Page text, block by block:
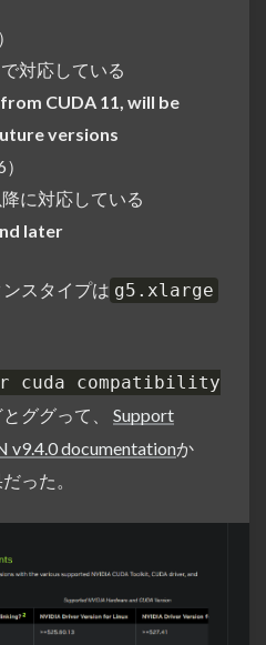
対応している
CUDA 11, will be
versions
に対応している
later
スタイプは g5.xlarge
cuda compatibility
ググって、 Support
documentationか
った。